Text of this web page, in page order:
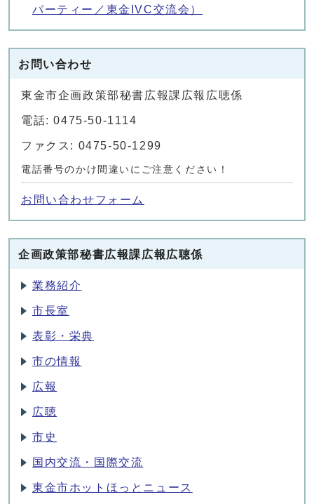
パーティー／東金IVC交流会）
お問い合わせ
東金市企画政策部秘書広報課広報広聴係
電話: 0475-50-1114
ファクス: 0475-50-1299
電話番号のかけ間違いにご注意ください！
お問い合わせフォーム
企画政策部秘書広報課広報広聴係
業務紹介
市長室
表彰・栄典
市の情報
広報
広聴
市史
国内交流・国際交流
東金市ホットほっとニュース